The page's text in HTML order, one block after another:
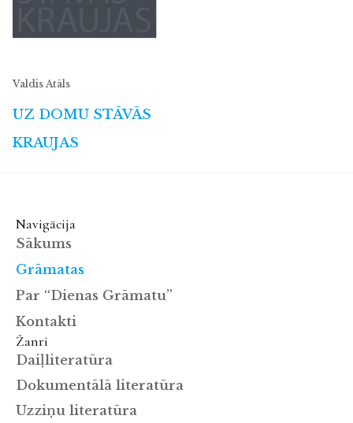
Valdis Atāls
UZ DOMU STĀVĀS
KRAUJAS
Navigācija
Sākums
Grāmatas
Par “Dienas Grāmatu”
Kontakti
Žanri
Daiļliteratūra
Dokumentālā literatūra
Uzziņu literatūra